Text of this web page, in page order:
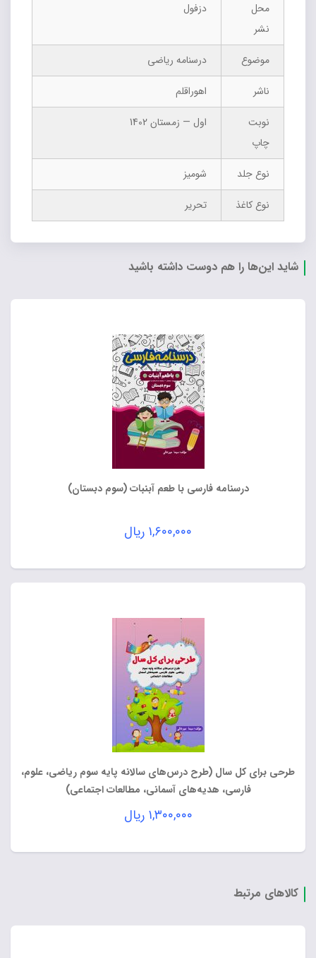
محل
نشر
دزفول
موضوع
درسنامه ریاضی
ناشر
اهوراقلم
نوبت
چاپ
اول — زمستان 1402
نوع جلد
شومیز
نوع کاغذ
تحریر
شاید این‌ها را هم دوست داشته باشید
درسنامه فارسی با طعم آبنبات (سوم دبستان)
۱,۶۰۰,۰۰۰ ریال
طرحی برای کل سال (طرح درس‌های سالانه پایه سوم ریاضی، علوم،
فارسی، هدیه‌های آسمانی، مطالعات اجتماعی)
۱,۳۰۰,۰۰۰ ریال
کالاهای مرتبط